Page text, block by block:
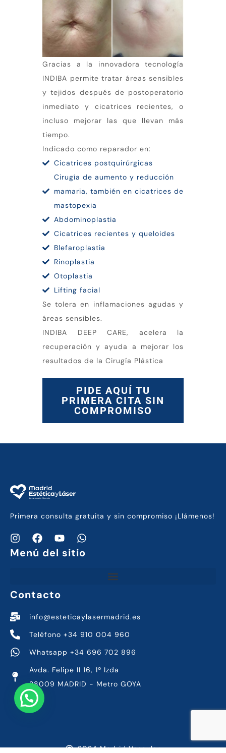
Gracias a la innovadora tecnología
INDIBA permite tratar áreas sensibles
y tejidos después de postoperatorio
inmediato y cicatrices recientes, o
incluso mejorar las que llevan más
tiempo.
Indicado como reparador en:
Cicatrices postquirúrgicas
Cirugía de aumento y reducción
mamaria, también en cicatrices de
mastopexia
Abdominoplastia
Cicatrices recientes y queloides
Blefaroplastia
Rinoplastia
Otoplastia
Lifting facial
Se tolera en inflamaciones agudas y
áreas sensibles.
INDIBA DEEP CARE, acelera la
recuperación y ayuda a mejorar los
resultados de la Cirugía Plástica
PIDE AQUÍ TU
PRIMERA CITA SIN
COMPROMISO
Primera consulta gratuita y sin compromiso ¡Llámenos!
Menú del sitio
Contacto
info@esteticaylasermadrid.es
Teléfono +34 910 004 960
Whatsapp +34 696 702 896
Avda. Felipe II 16, 1º Izda
28009 MADRID - Metro GOYA
2024 Madrid Vascular